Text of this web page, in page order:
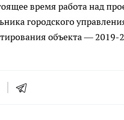
время работа над
городского
объекта — 2019-